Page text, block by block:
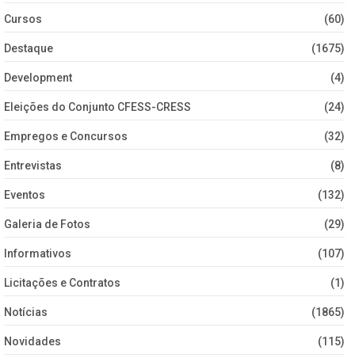
Cursos (60)
Destaque (1675)
Development (4)
Eleições do Conjunto CFESS-CRESS (24)
Empregos e Concursos (32)
Entrevistas (8)
Eventos (132)
Galeria de Fotos (29)
Informativos (107)
Licitações e Contratos (1)
Notícias (1865)
Novidades (115)